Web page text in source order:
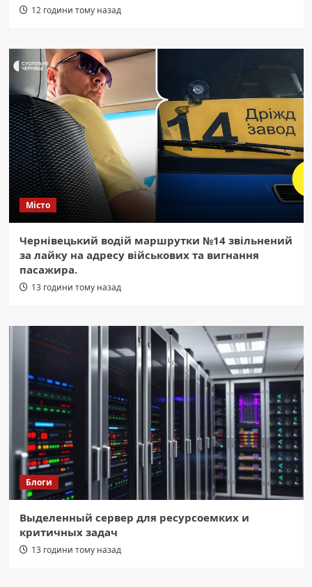
12 години тому назад
Місто
Чернівецький водій маршрутки №14 звільнений
за лайку на адресу військових та вигнання
пасажира.
13 години тому назад
Блоги
Выделенный сервер для ресурсоемких и
критичных задач
13 години тому назад